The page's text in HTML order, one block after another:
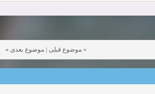
« موضوع قبلی | موضوع بعدی »